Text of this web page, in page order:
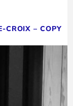
CROIX – COPY